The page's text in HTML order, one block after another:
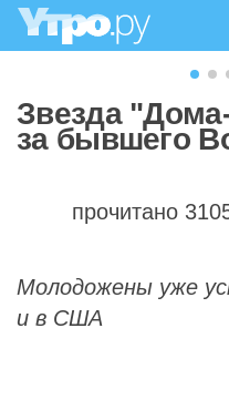
Звезда
за бывшего
прочитано
Молодожены уже
и в США